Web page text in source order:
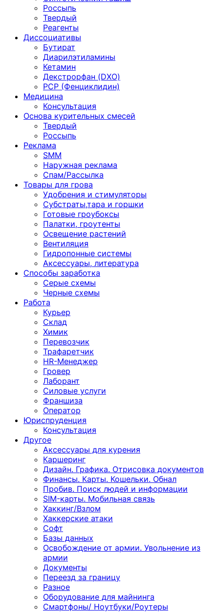
Россыпь
Твердый
Реагенты
Диссоциативы
Бутират
Диарилэтиламины
Кетамин
Декстрорфан (DXO)
PCP (Фенциклидин)
Медицина
Консультация
Основа курительных смесей
Твердый
Россыпь
Реклама
SMM
Наружная реклама
Спам/Рассылка
Товары для грова
Удобрения и стимуляторы
Субстраты,тара и горшки
Готовые гроубоксы
Палатки, гроутенты
Освещение растений
Вентиляция
Гидропонные системы
Аксессуары, литература
Способы заработка
Серые схемы
Черные схемы
Работа
Курьер
Склад
Химик
Перевозчик
Трафаретчик
HR-Менеджер
Гровер
Лаборант
Силовые услуги
Франшиза
Оператор
Юриспруденция
Консультация
Другoе
Аксессуары для курения
Каршеринг
Дизайн. Графика. Отрисовка документов
Финансы. Карты. Кошельки. Обнал
Пробив. Поиск людей и информации
SIM-карты. Мобильная связь
Хаккинг/Взлом
Хаккерские атаки
Софт
Базы данных
Освобождение от армии. Увольнение из
армии
Документы
Переезд за границу
Разное
Оборудование для майнинга
Смартфоны/ Ноутбуки/Роутеры